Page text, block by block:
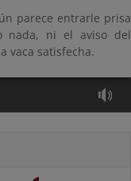
parece entrarle prisa
nada, ni el aviso del
vaca satisfecha.